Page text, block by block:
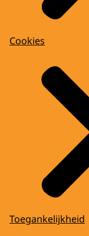
Cookies
Toegankelijkheid